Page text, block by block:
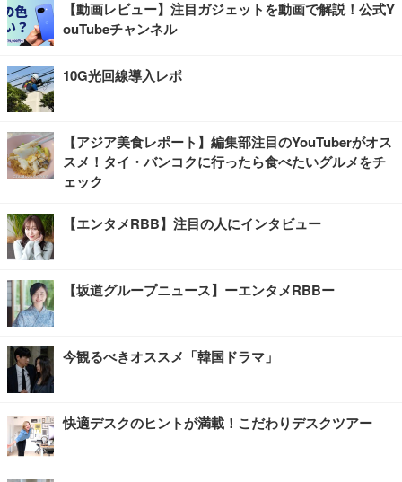
【動画レビュー】注目ガジェットを動画で解説！公式Y
ouTubeチャンネル
10G光回線導入レポ
【アジア美食レポート】編集部注目のYouTuberがオス
スメ！タイ・バンコクに行ったら食べたいグルメをチ
ェック
【エンタメRBB】注目の人にインタビュー
【坂道グループニュース】ーエンタメRBBー
今観るべきオススメ「韓国ドラマ」
快適デスクのヒントが満載！こだわりデスクツアー